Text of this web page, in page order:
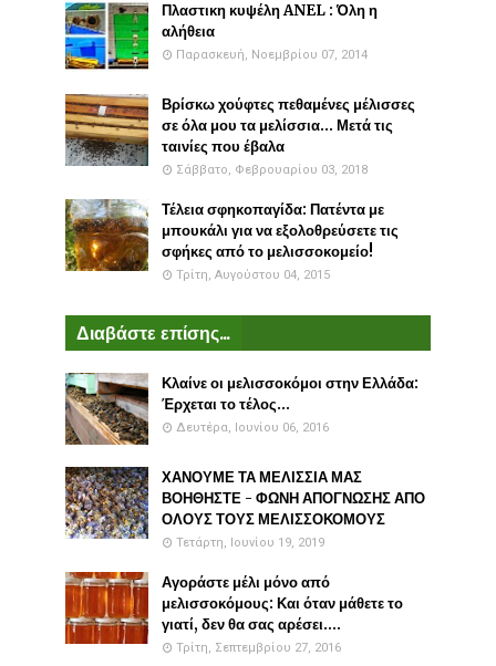
Πλαστικη κυψέλη ANEL : Όλη η
αλήθεια
Παρασκευή, Νοεμβρίου 07, 2014
Βρίσκω χούφτες πεθαμένες μέλισσες
σε όλα μου τα μελίσσια... Μετά τις
ταινίες που έβαλα
Σάββατο, Φεβρουαρίου 03, 2018
Τέλεια σφηκοπαγίδα: Πατέντα με
μπουκάλι για να εξολοθρεύσετε τις
σφήκες από το μελισσοκομείο!
Τρίτη, Αυγούστου 04, 2015
Διαβάστε επίσης...
Κλαίνε οι μελισσοκόμοι στην Ελλάδα:
Έρχεται το τέλος...
Δευτέρα, Ιουνίου 06, 2016
ΧΑΝΟΥΜΕ ΤΑ ΜΕΛΙΣΣΙΑ ΜΑΣ
ΒΟΗΘΗΣΤΕ - ΦΩΝΗ ΑΠΟΓΝΩΣΗΣ ΑΠΟ
ΟΛΟΥΣ ΤΟΥΣ ΜΕΛΙΣΣΟΚΟΜΟΥΣ
Τετάρτη, Ιουνίου 19, 2019
Αγοράστε μέλι μόνο από
μελισσοκόμους: Και όταν μάθετε το
γιατί, δεν θα σας αρέσει....
Τρίτη, Σεπτεμβρίου 27, 2016